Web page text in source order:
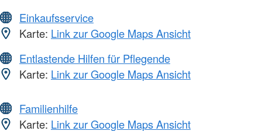
Einkaufsservice
Karte: Link zur Google Maps Ansicht
Entlastende Hilfen für Pflegende
Karte: Link zur Google Maps Ansicht
Familienhilfe
Karte: Link zur Google Maps Ansicht